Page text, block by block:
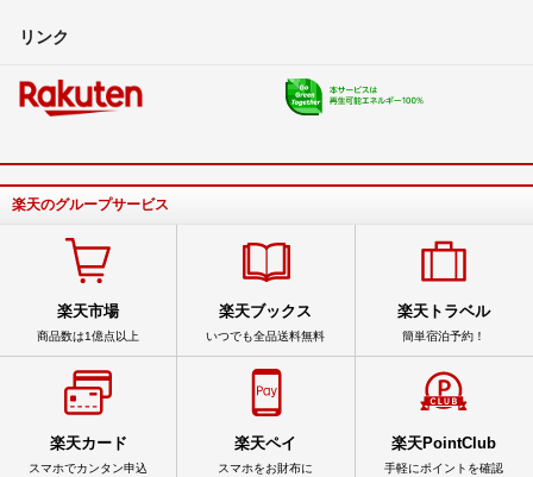
リンク
楽天のグループサービス
楽天市場
商品数は1億点以上
楽天ブックス
いつでも全品送料無料
楽天トラベル
簡単宿泊予約！
楽天カード
スマホでカンタン申込
楽天ペイ
スマホをお財布に
楽天PointClub
手軽にポイントを確認